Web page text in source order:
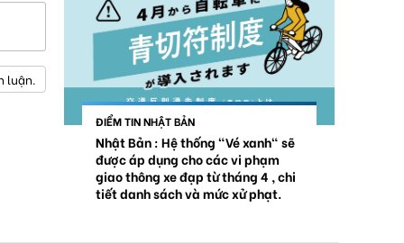
luận.
ĐIỂM TIN NHẬT BẢN
Nhật Bản : Hệ thống "Vé xanh" sẽ
được áp dụng cho các vi phạm
giao thông xe đạp từ tháng 4 , chi
tiết danh sách và mức xử phạt.